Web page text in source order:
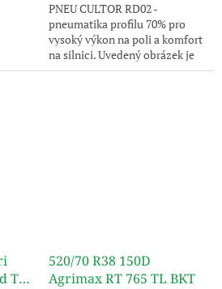
PNEU CULTOR RD02 -
pneumatika profilu 70% pro
vysoký výkon na poli a komfort
na silnici. Uvedený obrázek je
pouze ilustrativní, pneumatika
TL
520/70 R38 150D
Agrimax RT 765 TL BKT